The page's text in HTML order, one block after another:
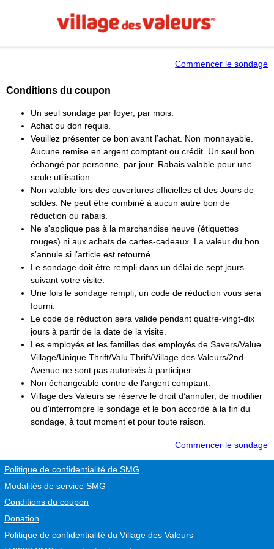
Commencer le sondage
Conditions du coupon
Un seul sondage par foyer, par mois.
Achat ou don requis.
Veuillez présenter ce bon avant l’achat. Non monnayable.
Aucune remise en argent comptant ou crédit. Un seul bon
échangé par personne, par jour. Rabais valable pour une
seule utilisation.
Non valable lors des ouvertures officielles et des Jours de
soldes. Ne peut être combiné à aucun autre bon de
réduction ou rabais.
Ne s'applique pas à la marchandise neuve (étiquettes
rouges) ni aux achats de cartes-cadeaux. La valeur du bon
s'annule si l’article est retourné.
Le sondage doit être rempli dans un délai de sept jours
suivant votre visite.
Une fois le sondage rempli, un code de réduction vous sera
fourni.
Le code de réduction sera valide pendant quatre-vingt-dix
jours à partir de la date de la visite.
Les employés et les familles des employés de Savers/Value
Village/Unique Thrift/Valu Thrift/Village des Valeurs/2nd
Avenue ne sont pas autorisés à participer.
Non échangeable contre de l'argent comptant.
Village des Valeursse réserve le droit d’annuler, de modifier
ou d'interrompre le sondage et le bon accordé à la fin du
sondage, à tout moment et pour toute raison.
Commencer le sondage
Politique de confidentialité de SMG
Modalités de service SMG
Conditions du coupon
Donation
Politique de confidentialité du Village des Valeurs